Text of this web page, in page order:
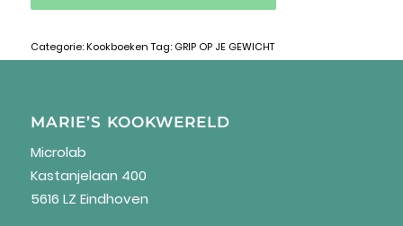
Categorie:Kookboeken Tag: GRIP OP JE GEWICHT
MARIE’S KOOKWERELD
Microlab
Kastanjelaan 400
5616 LZ Eindhoven